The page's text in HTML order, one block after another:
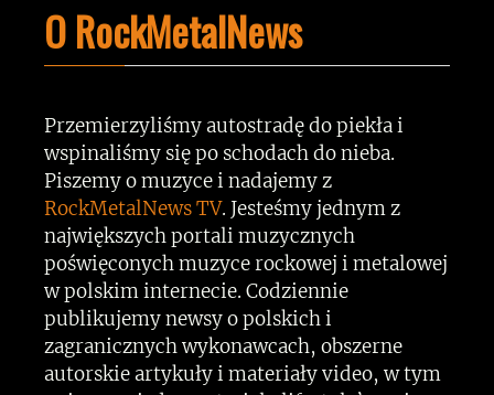
O RockMetalNews
Przemierzyliśmy autostradę do piekła i
wspinaliśmy się po schodach do nieba.
Piszemy o muzyce i nadajemy z
RockMetalNews TV. Jesteśmy jednym z
największych portali muzycznych
poświęconych muzyce rockowej i metalowej
w polskim internecie. Codziennie
publikujemy newsy o polskich i
zagranicznych wykonawcach, obszerne
autorskie artykuły i materiały video, w tym